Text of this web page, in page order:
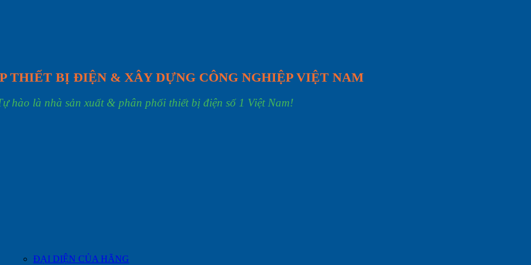
THIẾT BỊ ĐIỆN & XÂY DỰNG CÔNG NGHIỆP VIỆT NAM
hào là nhà sản xuất & phân phối thiết bị điện số 1 Việt Nam!
ĐẠI DIỆN CỦA HÃNG